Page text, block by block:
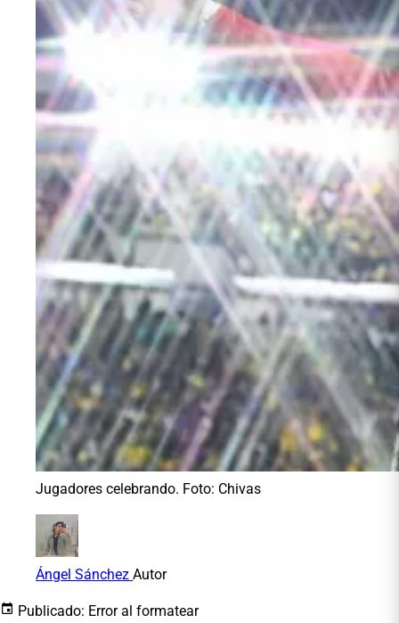
Jugadores celebrando. Foto: Chivas
Ángel Sánchez Autor
Publicado: Error al formatear